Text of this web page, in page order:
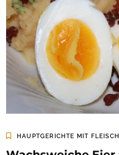
HAUPTGERICHTE MIT FLEISCH